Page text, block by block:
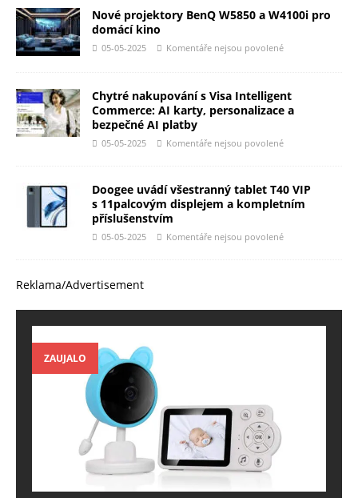
Nové projektory BenQ W5850 a W4100i pro
domácí kino
05-05-2025 Komentáře nejsou povolené
Chytré nakupování s Visa Intelligent
Commerce: AI karty, personalizace a
bezpečné AI platby
05-05-2025 Komentáře nejsou povolené
Doogee uvádí všestranný tablet T40 VIP
s 11palcovým displejem a kompletním
příslušenstvím
05-05-2025 Komentáře nejsou povolené
Reklama/Advertisement
ZAUJALO